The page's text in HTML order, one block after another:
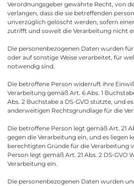
Verordnungsgeber gewährte Recht, von
verlangen, dass die sie betreffenden
unverzüglich gelöscht werden, sofern
zutrifft und soweit die Verarbeitung nicht
Die personenbezogenen Daten wurden
oder auf sonstige Weise verarbeitet, für
notwendig sind.
Die betroffene Person widerruft ihre
Verarbeitung gemäß Art. 6 Abs. 1
Abs. 2 Buchstabe a DS-GVO stützte, und
anderweitigen Rechtsgrundlage für die
Die betroffene Person legt gemäß Art. 21
gegen die Verarbeitung ein, und es liegen
berechtigten Gründe für die Verarbeitung
Person legt gemäß Art. 21 Abs. 2 DS-GVO
Verarbeitung ein.
Die personenbezogenen Daten wurden